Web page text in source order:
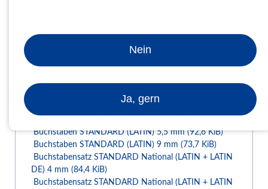
Mastersatz 9
mm
dieser Satz besteht aus 2 x Standard National 9
mm und 1 x Zahlen - und Zeichensatz 9 mm
INFORMATIONEN
Buchstaben STANDARD (LATIN) 5,5 mm(92,6 KiB)
Buchstaben STANDARD (LATIN) 9 mm(73,7 KiB)
Buchstabensatz STANDARD National (LATIN + LATIN
DE) 4 mm(84,4 KiB)
Buchstabensatz STANDARD National (LATIN + LATIN
Nein
Ja, gern